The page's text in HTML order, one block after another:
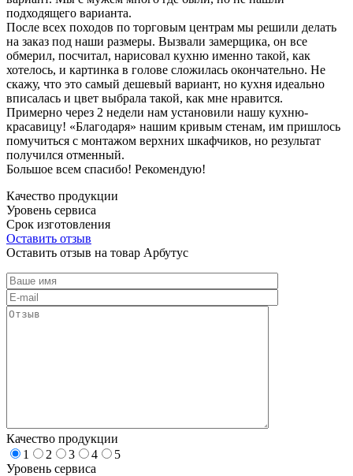
подходящего варианта.
После всех походов по торговым центрам мы решили делать
на заказ под наши размеры. Вызвали замерщика, он все
обмерил, посчитал, нарисовал кухню именно такой, как
хотелось, и картинка в голове сложилась окончательно. Не
скажу, что это самый дешевый вариант, но кухня идеально
вписалась и цвет выбрала такой, как мне нравится.
Примерно через 2 недели нам установили нашу кухню-
красавицу! «Благодаря» нашим кривым стенам, им пришлось
помучиться с монтажом верхних шкафчиков, но результат
получился отменный.
Большое всем спасибо! Рекомендую!
Качество продукции
Уровень сервиса
Срок изготовления
Оставить отзыв
Оставить отзыв на товар Арбутус
Качество продукции
1
2 3 4
5
Уровень сервиса